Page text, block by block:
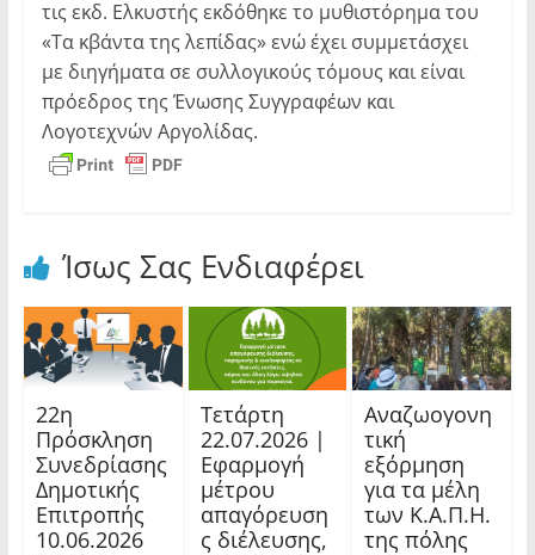
τις εκδ. Ελκυστής εκδόθηκε το μυθιστόρημα του
«Τα κβάντα της λεπίδας» ενώ έχει συμμετάσχει
με διηγήματα σε συλλογικούς τόμους και είναι
πρόεδρος της Ένωσης Συγγραφέων και
Λογοτεχνών Αργολίδας.
Ίσως Σας Ενδιαφέρει
22η
Πρόσκληση
Συνεδρίασης
Δημοτικής
Επιτροπής
10.06.2026
Τετάρτη
22.07.2026 |
Εφαρμογή
μέτρου
απαγόρευση
ς διέλευσης,
Αναζωογονη
τική
εξόρμηση
για τα μέλη
των Κ.Α.Π.Η.
της πόλης